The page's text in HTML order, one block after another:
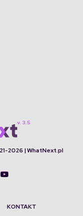
2026 | WhatNext.pl
KONTAKT